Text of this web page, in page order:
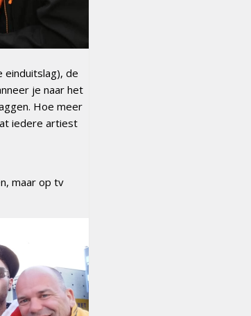
einduitslag), de
je naar het
Hoe meer
iedere artiest
maar op tv